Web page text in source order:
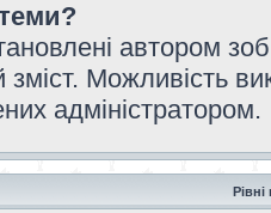
автором
зміст. Можливість
адміністратором.
Рівні